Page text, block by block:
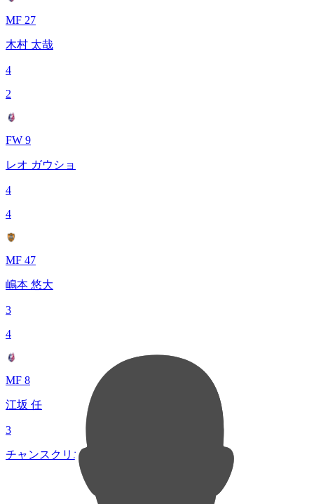
MF 27
木村 太哉
4
2
FW 9
レオ ガウショ
4
4
MF 47
嶋本 悠大
3
4
MF 8
江坂 任
3
チャンスクリエイト総数